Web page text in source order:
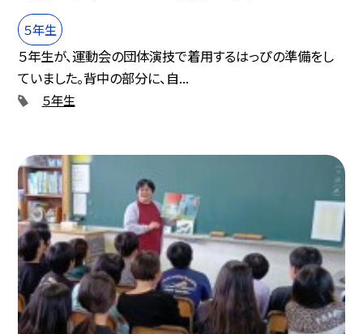
５年生
５年生が、運動会の団体演技で着用するはっぴの準備をし
ていました。背中の部分に、自...
５年生